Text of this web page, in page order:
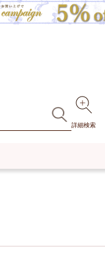
詳細検索